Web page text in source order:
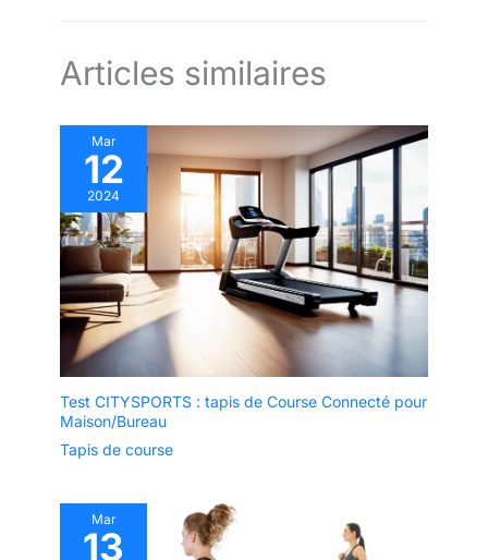
Articles similaires
Mar
12
2024
Test CITYSPORTS : tapis de Course Connecté pour
Maison/Bureau
Tapis de course
Mar
13